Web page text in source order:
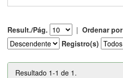
Result./Pág. | Ordenar por
Registro(s)
Resultado 1-1 de 1.